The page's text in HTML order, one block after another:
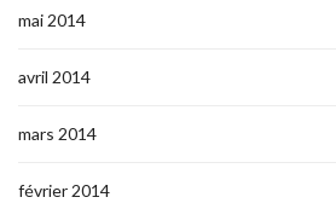
mai 2014
avril 2014
mars 2014
février 2014